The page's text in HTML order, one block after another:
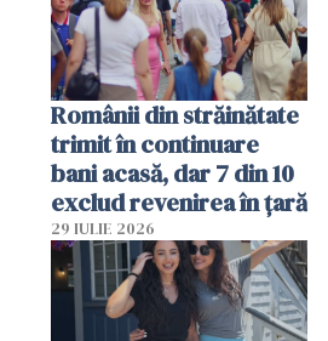
Românii din străinătate
trimit în continuare
bani acasă, dar 7 din 10
exclud revenirea în țară
29 IULIE 2026